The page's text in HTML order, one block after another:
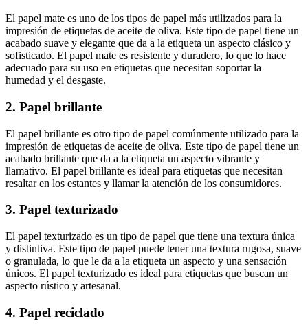
El papel mate es uno de los tipos de papel más utilizados para la
impresión de etiquetas de aceite de oliva. Este tipo de papel tiene un
acabado suave y elegante que da a la etiqueta un aspecto clásico y
sofisticado. El papel mate es resistente y duradero, lo que lo hace
adecuado para su uso en etiquetas que necesitan soportar la
humedad y el desgaste.
2. Papel brillante
El papel brillante es otro tipo de papel comúnmente utilizado para la
impresión de etiquetas de aceite de oliva. Este tipo de papel tiene un
acabado brillante que da a la etiqueta un aspecto vibrante y
llamativo. El papel brillante es ideal para etiquetas que necesitan
resaltar en los estantes y llamar la atención de los consumidores.
3. Papel texturizado
El papel texturizado es un tipo de papel que tiene una textura única
y distintiva. Este tipo de papel puede tener una textura rugosa, suave
o granulada, lo que le da a la etiqueta un aspecto y una sensación
únicos. El papel texturizado es ideal para etiquetas que buscan un
aspecto rústico y artesanal.
4. Papel reciclado